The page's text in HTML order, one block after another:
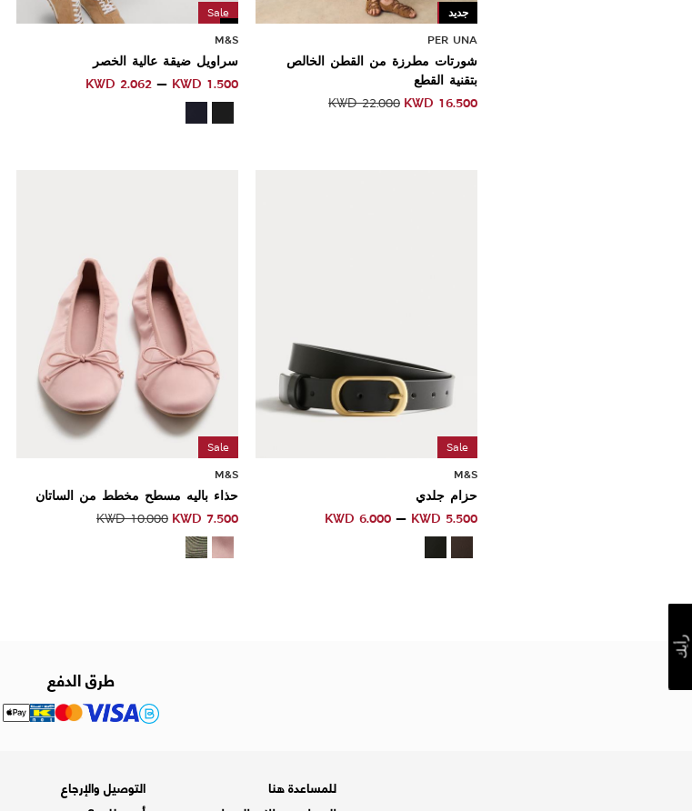
Sale
جديد
PER UNA
شورتات مطرزة من القطن الخالص
بتقنية القطع
KWD 16.500
KWD22.000
Sale
M&S
سراويل ضيقة عالية الخصر
KWD 1.500
KWD 2.062
Sale
M&S
حزام جلدي
KWD 5.500
KWD 6.000
Sale
M&S
حذاء باليه مسطح مخطط من الساتان
KWD 7.500
KWD10.000
طرق الدفع
للمساعدة هنا التوصيل والإرجاع
رأيك